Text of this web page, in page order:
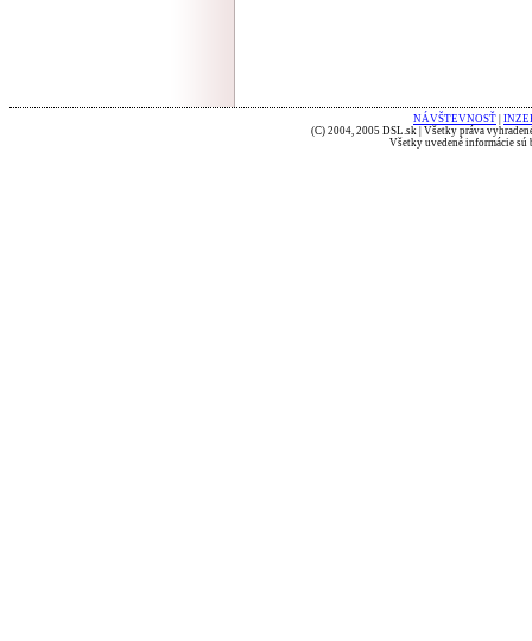
NÁVŠTEVNOSŤ
(C) 2004, 2005 DSL.sk | Všetky práva
Všetky uvedené informácie sú